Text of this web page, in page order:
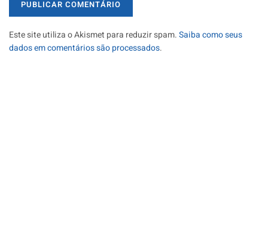
Este site utiliza o Akismet para reduzir spam.Saiba como seus
dados em comentários são processados.